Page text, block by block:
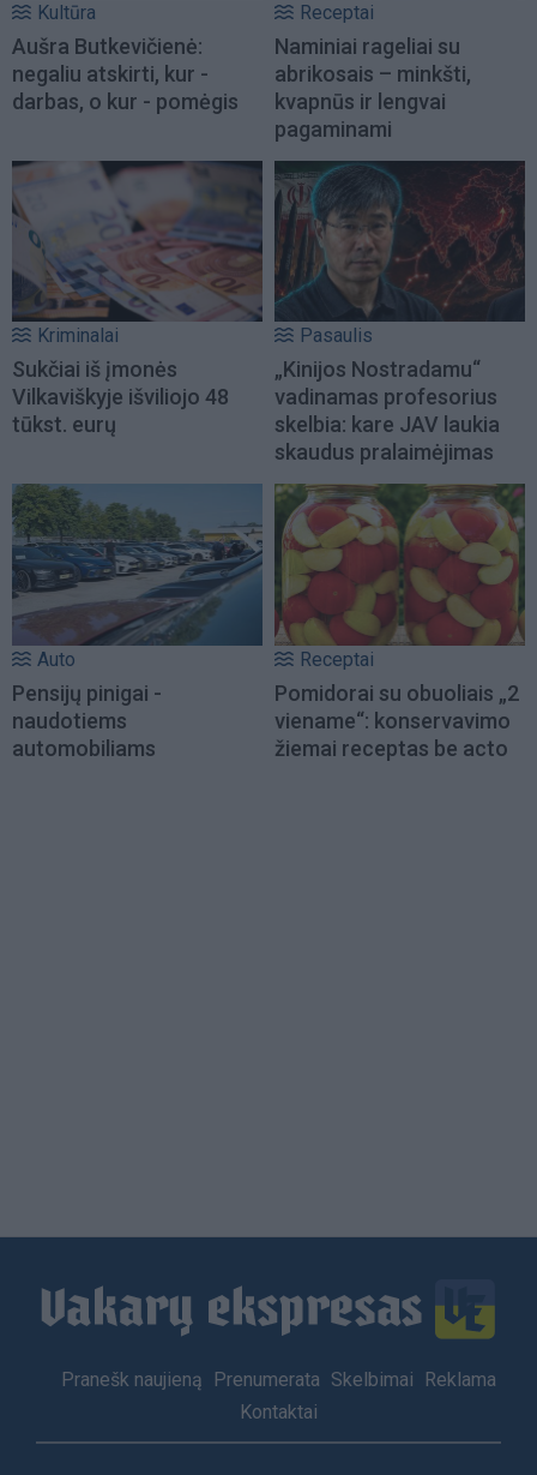
Kultūra
Aušra Butkevičienė:
negaliu atskirti, kur -
darbas, o kur - pomėgis
Receptai
Naminiai rageliai su
abrikosais – minkšti,
kvapnūs ir lengvai
pagaminami
Kriminalai
Sukčiai iš įmonės
Vilkaviškyje išviliojo 48
tūkst. eurų
Pasaulis
„Kinijos Nostradamu“
vadinamas profesorius
skelbia: kare JAV laukia
skaudus pralaimėjimas
Auto
Pensijų pinigai -
naudotiems
automobiliams
Receptai
Pomidorai su obuoliais „2
viename“: konservavimo
žiemai receptas be acto
Footer
Pranešk naujieną Prenumerata Skelbimai
Reklama
Kontaktai